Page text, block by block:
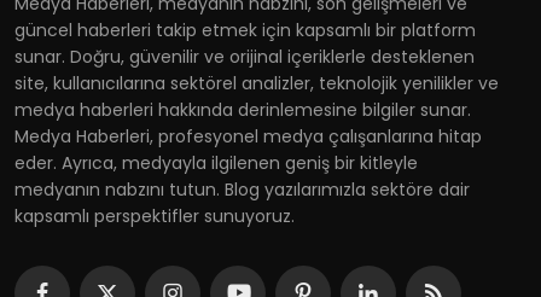
güncel haberleri takip etmek için kapsamlı bir platform
sunar. Doğru, güvenilir ve orijinal içeriklerle desteklenen
site, kullanıcılarına sektörel analizler, teknolojik yenilikler ve
medya haberleri hakkında derinlemesine bilgiler sunar.
Medya Haberleri, profesyonel medya çalışanlarına hitap
eder. Ayrıca, medyayla ilgilenen geniş bir kitleyle
medyanın nabzını tutun. Blog yazılarımızla sektöre dair
kapsamlı perspektifler sunuyoruz.